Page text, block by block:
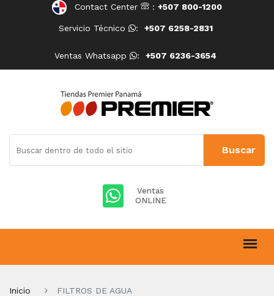
Contact Center : +507 800-1200
Servicio Técnico : +507 6258-2831
Ventas Whatsapp : +507 6236-3654
Ventas
ONLINE
Inicio FILTROS DE AGUA